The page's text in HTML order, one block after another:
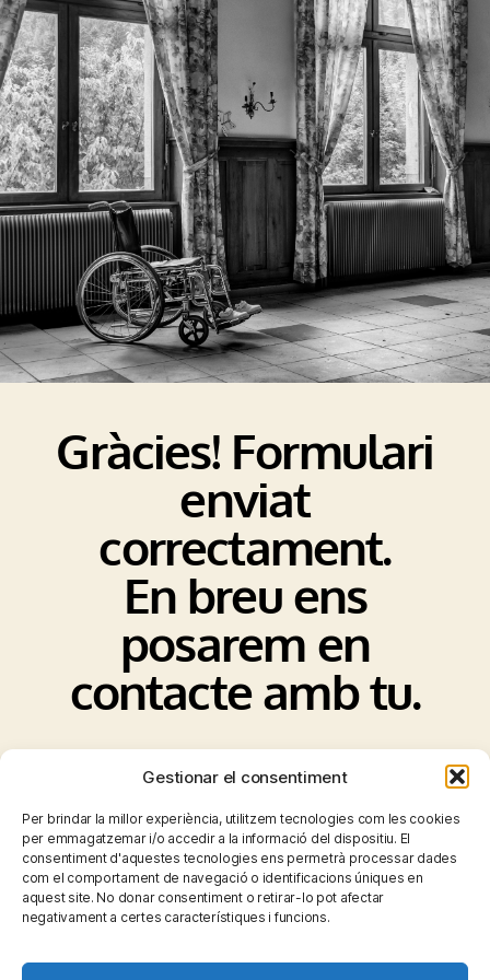
Gestionar el consentiment
Per brindar la millor experiència, utilitzem tecnologies com les cookies
per emmagatzemar i/o accedir a la informació del dispositiu. El
consentiment d'aquestes tecnologies ens permetrà processar dades
com el comportament de navegació o identificacions úniques en
aquest site. No donar consentiment o retirar-lo pot afectar
negativament a certes característiques i funcions.
Gràcies! Formulari
enviat
correctament.
En breu ens
posarem en
contacte amb tu.